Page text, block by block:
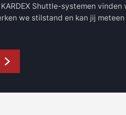
Shuttle-systemen vinden
we stilstand en kan jij